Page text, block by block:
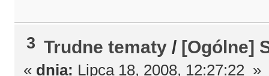
3 Trudne tematy / [Ogólne]
« dnia: Lipca 18, 2008, 12:27:22 »